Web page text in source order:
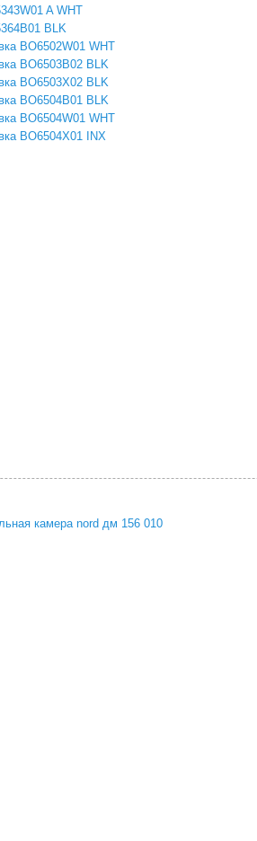
A WHT
BLK
BO6502W01 WHT
BO6503B02 BLK
BO6503X02 BLK
BO6504B01 BLK
BO6504W01 WHT
BO6504X01 INX
камера nord дм 156 010